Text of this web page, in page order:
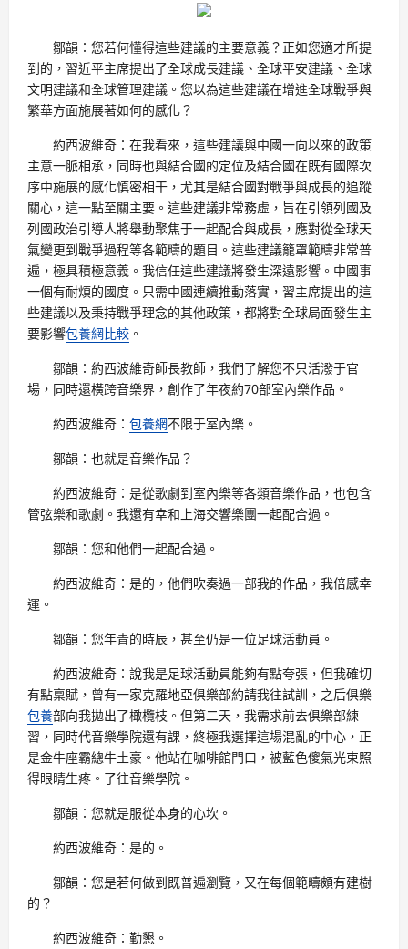
鄒韻：您若何懂得這些建議的主要意義？正如您適才所提
到的，習近平主席提出了全球成長建議、全球平安建議、全球
文明建議和全球管理建議。您以為這些建議在增進全球戰爭與
繁華方面施展著如何的感化？
約西波維奇：在我看來，這些建議與中國一向以來的政策
主意一脈相承，同時也與結合國的定位及結合國在既有國際次
序中施展的感化慎密相干，尤其是結合國對戰爭與成長的追蹤
關心，這一點至關主要。這些建議非常務虛，旨在引領列國及
列國政治引導人將舉動聚焦于一起配合與成長，應對從全球天
氣變更到戰爭過程等各範疇的題目。這些建議籠罩範疇非常普
遍，極具積極意義。我信任這些建議將發生深遠影響。中國事
一個有耐煩的國度。只需中國連續推動落實，習主席提出的這
些建議以及秉持戰爭理念的其他政策，都將對全球局面發生主
要影響包養網比較 。
鄒韻：約西波維奇師長教師，我們了解您不只活潑于官
場，同時還橫跨音樂界，創作了年夜約70部室內樂作品。
約西波維奇： 包養網不限于室內樂。
鄒韻：也就是音樂作品？
約西波維奇：是從歌劇到室內樂等各類音樂作品，也包含
管弦樂和歌劇。我還有幸和上海交響樂團一起配合過。
鄒韻：您和他們一起配合過。
約西波維奇：是的，他們吹奏過一部我的作品，我倍感幸
運。
鄒韻：您年青的時辰，甚至仍是一位足球活動員。
約西波維奇：說我是足球活動員能夠有點夸張，但我確切
有點稟賦，曾有一家克羅地亞俱樂部約請我往試訓，之后俱樂
包養部向我拋出了橄欖枝。但第二天，我需求前去俱樂部練
習，同時代音樂學院還有課，終極我選擇這場混亂的中心，正
是金牛座霸總牛土豪。他站在咖啡館門口，被藍色傻氣光束照
得眼睛生疼。了往音樂學院。
鄒韻：您就是服從本身的心坎。
約西波維奇：是的。
鄒韻：您是若何做到既普遍瀏覽，又在每個範疇頗有建樹
的？
約西波維奇：勤懇。